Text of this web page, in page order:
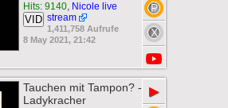
Hits: 9140, Nicole live
stream
VID
1,411,758 Aufrufe
8 May 2021, 21:42
Tauchen mit Tampon? -
Ladykracher
▶